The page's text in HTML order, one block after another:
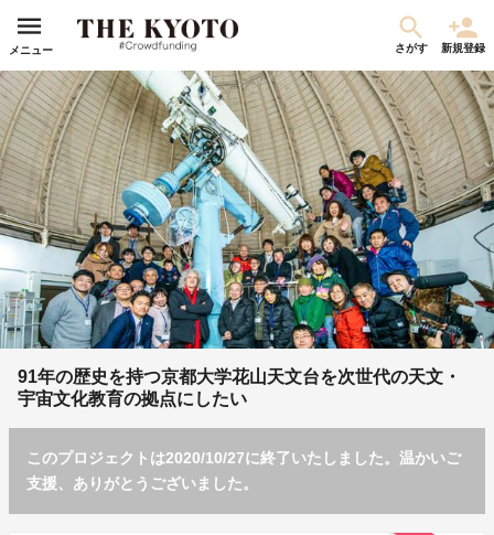
メニュー さがす 新規登録
91年の歴史を持つ京都大学花山天文台を次世代の天文・
宇宙文化教育の拠点にしたい
このプロジェクトは2020/10/27に終了いたしました。温かいご
支援、ありがとうございました。